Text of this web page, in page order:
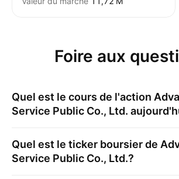
Foire aux
Quel est le cours de l'action
Service Public Co., Ltd.
Quel est le ticker boursier de
Service Public Co., Ltd.?